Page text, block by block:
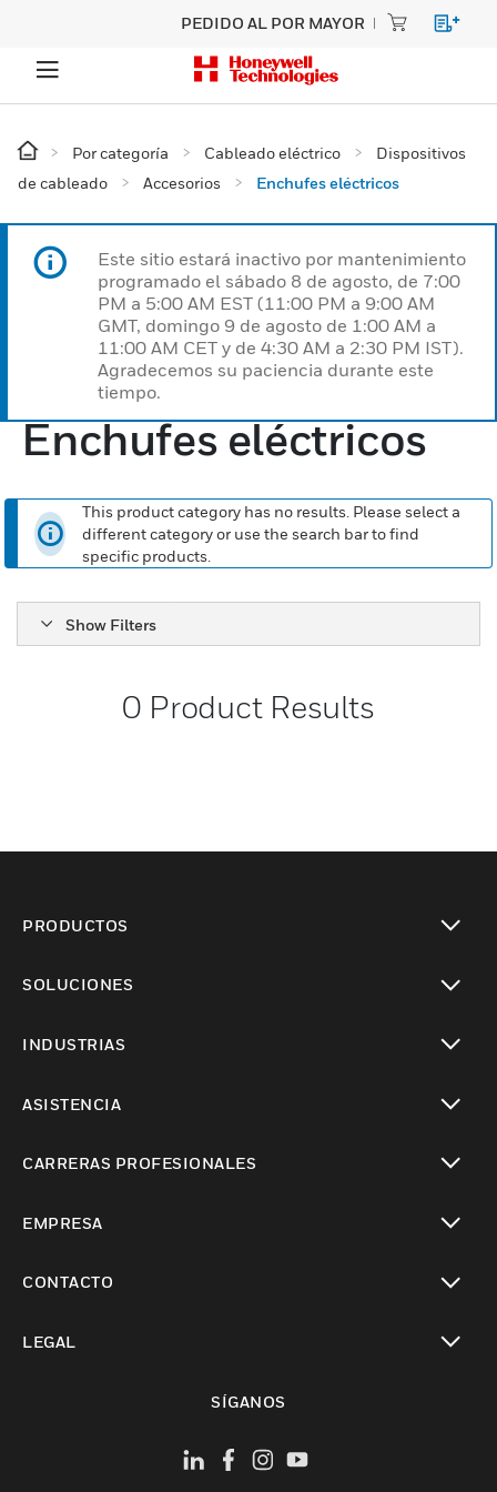
PEDIDO AL POR MAYOR
Por categoría Cableado eléctrico
Dispositivos
de cableado
Accesorios Enchufes eléctricos
Este sitio estará inactivo por mantenimiento
programado el sábado 8 de agosto, de 7:00
PM a 5:00 AM EST (11:00 PM a 9:00 AM
GMT, domingo 9 de agosto de 1:00 AM a
11:00 AM CET y de 4:30 AM a 2:30 PM IST).
Agradecemos su paciencia durante este
tiempo.
Enchufes eléctricos
This product category has no results. Please select a
different category or use the search bar to find
specific products.
Show Filters
0 Product Results
PRODUCTOS
SOLUCIONES
INDUSTRIAS
ASISTENCIA
CARRERAS PROFESIONALES
EMPRESA
CONTACTO
LEGAL
SÍGANOS